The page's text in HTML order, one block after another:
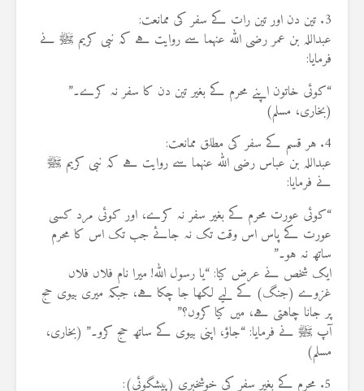
3. تین دن اور تین رات کے سفر کی ممانعت:
عبداللہ بن عمر رضی اللہ عنہما سے روایت ہے کہ نبی کریم ﷺ نے
فرمایا:
“کوئی خاتون اپنے محرم کے بغیر تین دن کا سفر نہ کرے۔”
(بخاری، مسلم)
4. ہر قسم کے سفر کی مطلق ممانعت:
عبداللہ بن عباس رضی اللہ عنہما سے روایت ہے کہ نبی کریم ﷺ
نے فرمایا:
“کوئی عورت محرم کے بغیر سفر نہ کرے، اور کوئی مرد کسی
عورت کے پاس اس وقت تک نہ جائے جب تک اس کا محرم
ساتھ نہ ہو۔”
ایک شخص نے عرض کیا: “یا رسول اللہ! میرا نام فلاں فلاں
غزوے (جنگ) کے لیے لکھا جا چکا ہے، جبکہ میری بیوی حج
پر جانا چاہتی ہے، میں کیا کروں؟”
آپ ﷺ نے فرمایا: “جاؤ، اپنی بیوی کے ساتھ حج کرو۔” (بخاری،
مسلم)
5. محرم کے بغیر سفر کی خوشخبری (پیشگوئی):